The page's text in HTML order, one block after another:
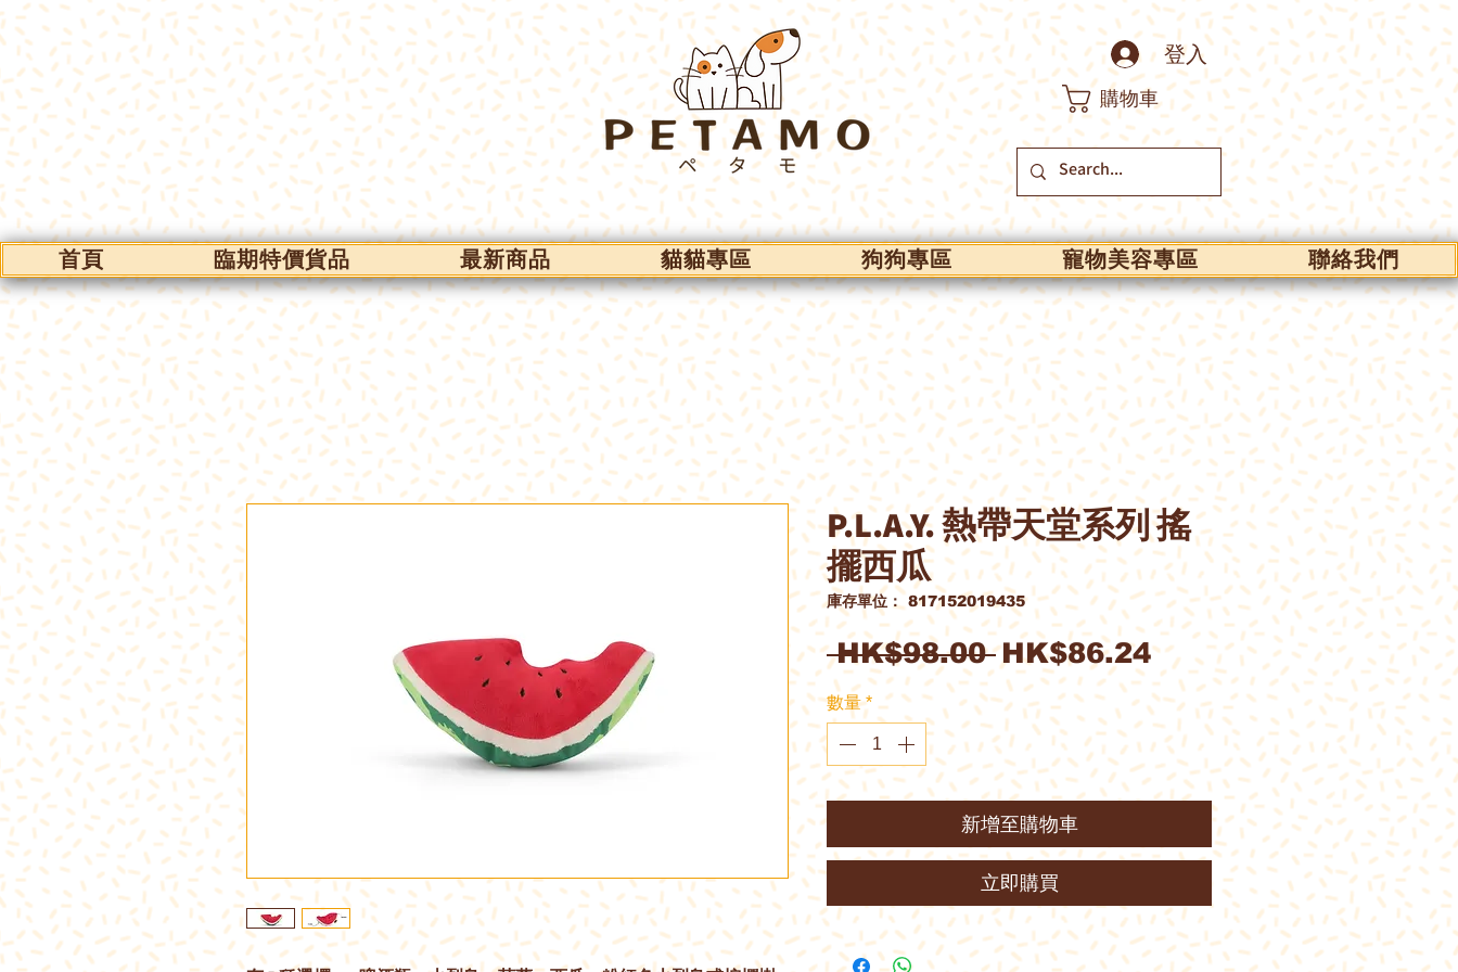
登入
購物車
首頁 臨期特價貨品 最新商品 貓貓專區 狗狗專區 寵物美容專區 聯絡我們
P.L.A.Y. 熱帶天堂系列 搖
擺西瓜
庫存單位： 817152019435
HK$98.00 一
般
價
格
HK$86.24促
銷
價
格
數量 *
新增至購物車
立即購買